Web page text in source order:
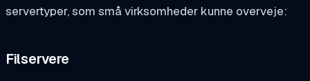
servertyper, som små virksomheder kunne overveje:
Filservere